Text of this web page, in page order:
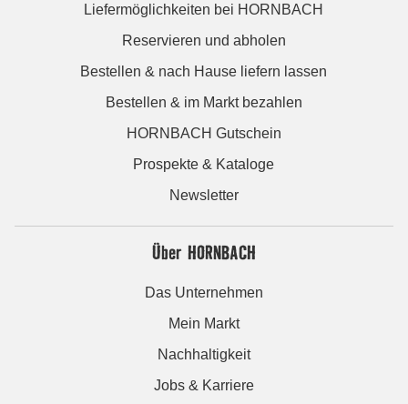
Liefermöglichkeiten bei HORNBACH
Reservieren und abholen
Bestellen & nach Hause liefern lassen
Bestellen & im Markt bezahlen
HORNBACH Gutschein
Prospekte & Kataloge
Newsletter
Über HORNBACH
Das Unternehmen
Mein Markt
Nachhaltigkeit
Jobs & Karriere